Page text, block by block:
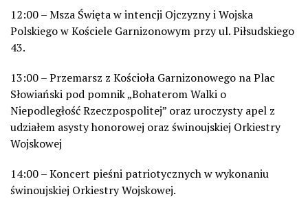
12:00 – Msza Święta w intencji Ojczyzny i Wojska
Polskiego w Kościele Garnizonowym przy ul. Piłsudskiego
43.
13:00 – Przemarsz z Kościoła Garnizonowego na Plac
Słowiański pod pomnik „Bohaterom Walki o
Niepodległość Rzeczpospolitej” oraz uroczysty apel z
udziałem asysty honorowej oraz świnoujskiej Orkiestry
Wojskowej
14:00 – Koncert pieśni patriotycznych w wykonaniu
świnoujskiej Orkiestry Wojskowej.